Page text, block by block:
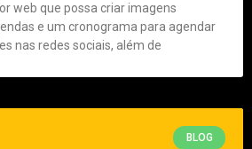
web que possa criar imagens
e um cronograma para agendar
nas redes sociais, além de
BLOG